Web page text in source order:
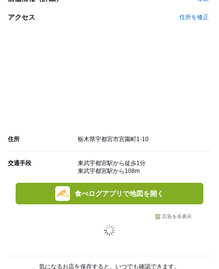
アクセス 住所を修正
住所 栃木県宇都宮市宮園町1-10
交通手段
東武宇都宮駅から徒歩1分
東武宇都宮駅から108m
食べログアプリで地図を開く
広告を非表示
気になるお店を保存すると、いつでも確認できます。